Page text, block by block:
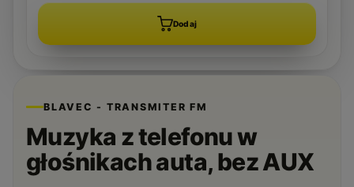
Dodaj
BLAVEC - TRANSMITER FM
Muzyka z telefonu w
głośnikach auta, bez AUX